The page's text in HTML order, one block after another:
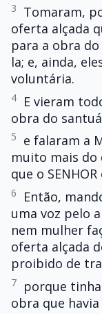
3
Tomaram,
oferta alçada
para a obra
la; e, ainda,
voluntária.
4
E vieram
obra do
5
e falaram a
muito mais do
que o
6
Então,
uma voz pelo
nem mulher
oferta alçada
proibido de
7
porque
obra que